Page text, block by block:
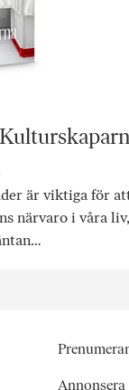
är viktiga för
närvaro i våra
Annonsera